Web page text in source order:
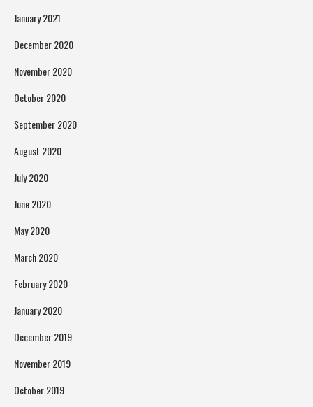
January 2021
December 2020
November 2020
October 2020
September 2020
August 2020
July 2020
June 2020
May 2020
March 2020
February 2020
January 2020
December 2019
November 2019
October 2019